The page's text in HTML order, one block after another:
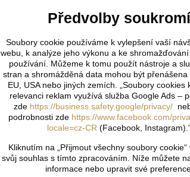
Popis
Předvolby soukromí
Soubory cookie používáme k vylepšení vaší
webu, k analýze jeho výkonu a ke
používání. Můžeme k tomu použít nástroje a
stran a shromážděná data mohou být
EU, USA nebo jiných zemích. „Soubory cookies
relevanci reklam využívá služba Google Ads –
zde https://business.safety.google/privacy/
podrobnosti zde https://www.facebook.com/
locale=cz-CR (Facebook,
Kliknutím na „Přijmout všechny soubory cookie“
svůj souhlas s tímto zpracováním. Níže můžete
informace nebo upravit své